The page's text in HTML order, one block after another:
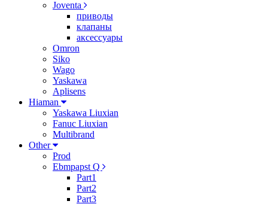
Joventa
приводы
клапаны
аксессуары
Omron
Siko
Wago
Yaskawa
Aplisens
Hiaman
Yaskawa Liuxian
Fanuc Liuxian
Multibrand
Other
Prod
Ebmpapst Q
Part1
Part2
Part3